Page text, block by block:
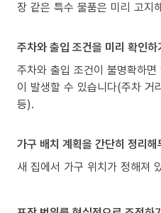
장 같은 특수 물품은 미리 고지
주차와 출입 조건을 미리 확인하
주차와 출입 조건이 불명확하
이 발생할 수 있습니다(주차 거
등).
가구 배치 계획을 간단히 정리해
새 집에서 가구 위치가 정해져